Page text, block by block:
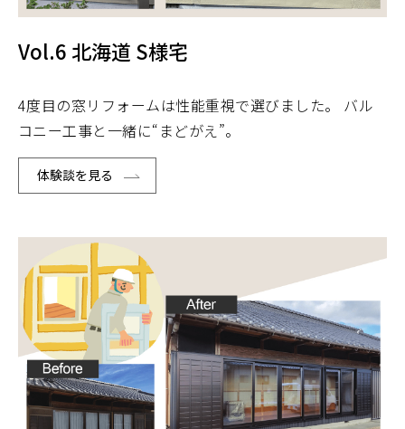
Vol.6 北海道 S様宅
4度目の窓リフォームは性能重視で選びました。 バル
コニー工事と一緒に“まどがえ”。
体験談を見る